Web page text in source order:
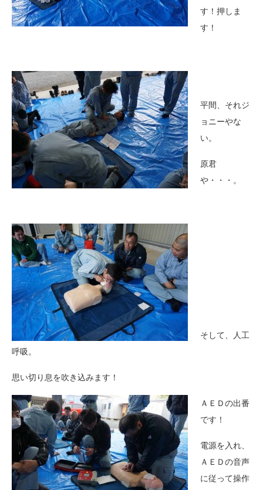
す！押しま
す！
平間、それジ
ョニーやな
い。
原君
や・・・。
そして、人工
呼吸。
思い切り息を吹き込みます！
ＡＥＤの出番
です！
電源を入れ、
ＡＥＤの音声
に従って操作